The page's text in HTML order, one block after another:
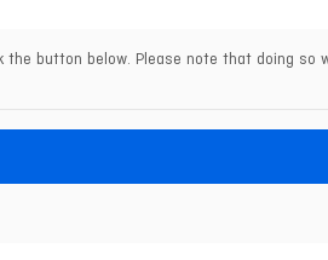
button below. Please note that doing so